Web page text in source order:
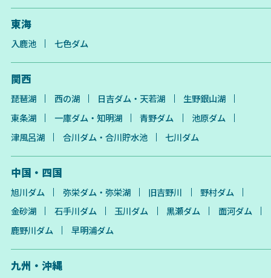
東海
入鹿池 七色ダム
関西
琵琶湖 西の湖 日吉ダム・天若湖
生野銀山湖
東条湖
一庫ダム・知明湖 青野ダム
池原ダム
津風呂湖
合川ダム・合川貯水池 七川ダム
中国・四国
旭川ダム 弥栄ダム・弥栄湖 旧吉野川
野村ダム
金砂湖
石手川ダム 玉川ダム 黒瀬ダム
面河ダム
鹿野川ダム
早明浦ダム
九州・沖縄